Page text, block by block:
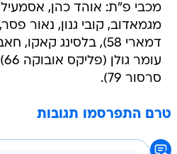
מכבי פ"ת: אוהד כהן,
מגמאדוב, קובי גנון, נאור
דמארי 58), בלסינג
סרסור 79).
טרם התפרסמו תגובות